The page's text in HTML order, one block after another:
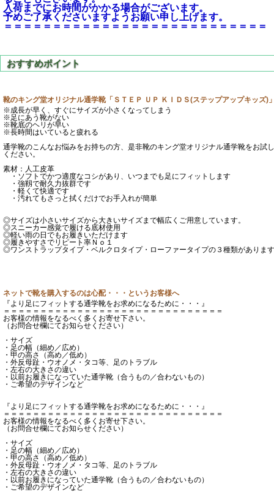
入荷までにお時間がかかる場合がございます。
予めご了承くださいますようお願い申し上げます。
＝＝＝＝＝＝＝＝＝＝＝＝＝＝＝＝＝＝＝＝＝＝＝＝＝＝＝
靴のキング堂オリジナル通学靴「ＳＴＥＰ ＵＰ ＫＩＤＳ(ステップアップキッズ)
※成長が早く、すぐにサイズが小さくなってしまう
※足にあう靴がない
※靴底のヘリが早い
※長時間はいていると疲れる
通学靴のこんなお悩みをお持ちの方、是非靴のキング堂オリジナル通学靴をお試し
ください。
素材：人工皮革
・ソフトでかつ適度なコシがあり、いつまでも足にフィットします
・強靱で耐久力抜群です
・軽くて快適です
・汚れてもさっと拭くだけでお手入れが簡単
◎サイズは小さいサイズから大きいサイズまで幅広くご用意しています。
◎スニーカー感覚で履ける底材使用
◎軽い雨の日でもお履きいただけます
◎履きやすさでリピート率Ｎｏ１
◎ワンストラップタイプ・ベルクロタイプ・ローファータイプの３種類があります
ネットで靴を購入するのは心配・・・というお客様へ
『より足にフィットする通学靴をお求めになるために・・・』
＝＝＝＝＝＝＝＝＝＝＝＝＝＝＝＝＝＝＝＝＝＝＝＝＝＝＝＝＝＝
お客様の情報をなるべく多くお寄せ下さい。
（お問合せ欄にてお知らせください）
・サイズ
・足の幅（細め／広め）
・甲の高さ（高め／低め）
・外反母趾・ウオノメ・タコ等、足のトラブル
・左右の大きさの違い
・以前お履きになっていた通学靴（合うもの／合わないもの）
・ご希望のデザインなど
『より足にフィットする通学靴をお求めになるために・・・』
＝＝＝＝＝＝＝＝＝＝＝＝＝＝＝＝＝＝＝＝＝＝＝＝＝＝＝＝＝＝
お客様の情報をなるべく多くお寄せ下さい。
（お問合せ欄にてお知らせください）
・サイズ
・足の幅（細め／広め）
・甲の高さ（高め／低め）
・外反母趾・ウオノメ・タコ等、足のトラブル
・左右の大きさの違い
・以前お履きになっていた通学靴（合うもの／合わないもの）
・ご希望のデザインなど